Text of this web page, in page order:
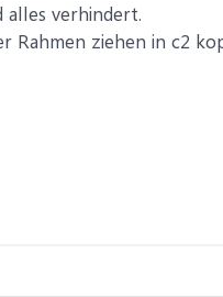
alles verhindert.
Rahmen ziehen in c2